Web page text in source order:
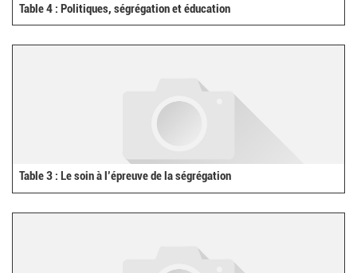
Table 4 : Politiques, ségrégation et éducation
Table 3 : Le soin à l’épreuve de la ségrégation